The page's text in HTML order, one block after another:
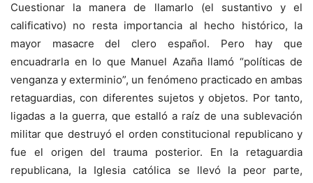
Cuestionar la manera de llamarlo (el sustantivo y el
calificativo) no resta importancia al hecho histórico, la
mayor masacre del clero español. Pero hay que
encuadrarla en lo que Manuel Azaña llamó “políticas de
venganza y exterminio”, un fenómeno practicado en ambas
retaguardias, con diferentes sujetos y objetos. Por tanto,
ligadas a la guerra, que estalló a raíz de una sublevación
militar que destruyó el orden constitucional republicano y
fue el origen del trauma posterior. En la retaguardia
republicana, la Iglesia católica se llevó la peor parte,